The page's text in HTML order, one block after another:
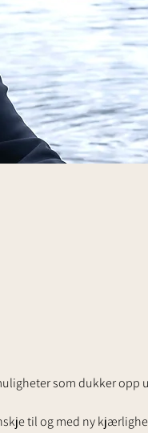
som dukker opp
til og med ny